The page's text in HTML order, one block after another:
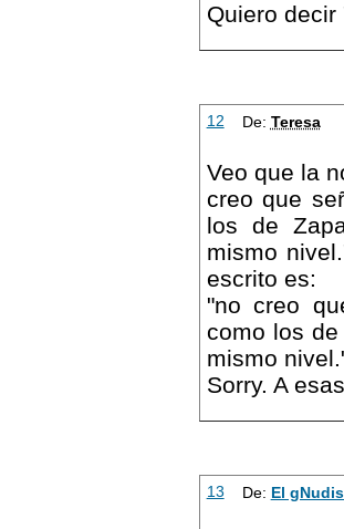
Quiero
12 De: Teresa
Veo que la
creo que
los de
mismo
escrito es:
"no creo
como los
mismo
Sorry. A
13 De: El